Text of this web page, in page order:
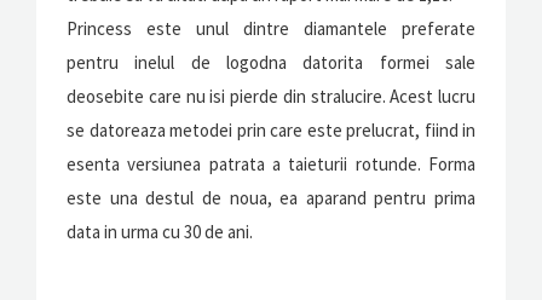
Princess este unul dintre diamantele preferate
pentru inelul de logodna datorita formei sale
deosebite care nu isi pierde din stralucire. Acest lucru
se datoreaza metodei prin care este prelucrat, fiind in
esenta versiunea patrata a taieturii rotunde. Forma
este una destul de noua, ea aparand pentru prima
data in urma cu 30 de ani.